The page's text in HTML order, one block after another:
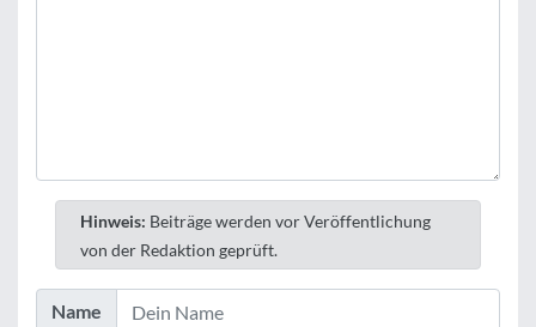
Hinweis: Beiträge werden vor Veröffentlichung
von der Redaktion geprüft.
Name